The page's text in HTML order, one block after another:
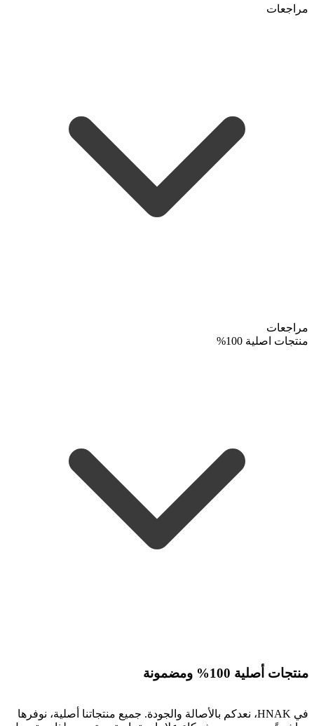
مراجعات
مراجعات
منتجات اصلية 100%
منتجات أصلية 100% ومضمونة
في HNAK، نعدكم بالأصالة والجودة. جميع منتجاتنا أصلية، نوفرها